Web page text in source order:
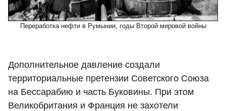
Переработка нефти в Румынии, годы Второй мировой войны
Дополнительное давление создали
территориальные претензии Советского Союза
на Бессарабию и часть Буковины. При этом
Великобритания и Франция не захотели